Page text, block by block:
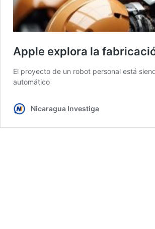
Apple explora la
El proyecto de un robot personal está
automático
Nicaragua Investiga